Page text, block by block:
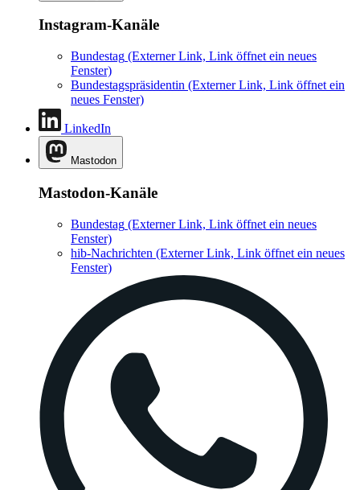
Instagram-Kanäle
Bundestag (Externer Link, Link öffnet ein neues
Fenster)
Bundestagspräsidentin (Externer Link, Link öffnet ein
neues Fenster)
LinkedIn
Mastodon
Mastodon-Kanäle
Bundestag (Externer Link, Link öffnet ein neues
Fenster)
hib-Nachrichten (Externer Link, Link öffnet ein neues
Fenster)